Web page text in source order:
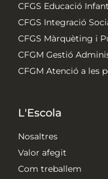
CFGS Educació
CFGS Integració
CFGS Màrquèting i
CFGM Gestió
CFGM Atenció a les
L'Escola
Nosaltres
Valor afegit
Com treballem